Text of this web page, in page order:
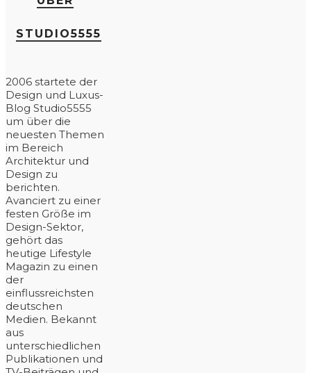
STUDIO5555
2006 startete der
Design und Luxus-
Blog Studio5555
um über die
neuesten Themen
im Bereich
Architektur und
Design zu
berichten.
Avanciert zu einer
festen Größe im
Design-Sektor,
gehört das
heutige Lifestyle
Magazin zu einen
der
einflussreichsten
deutschen
Medien. Bekannt
aus
unterschiedlichen
Publikationen und